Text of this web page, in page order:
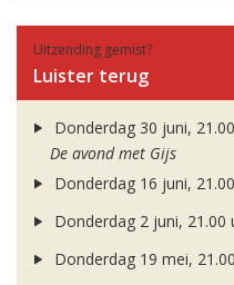
Uitzending gemist?
Luister terug
Donderdag 30 juni,
De avond met Gijs
Donderdag 16 juni,
Donderdag 2 juni, 21.00
Donderdag 19 mei,